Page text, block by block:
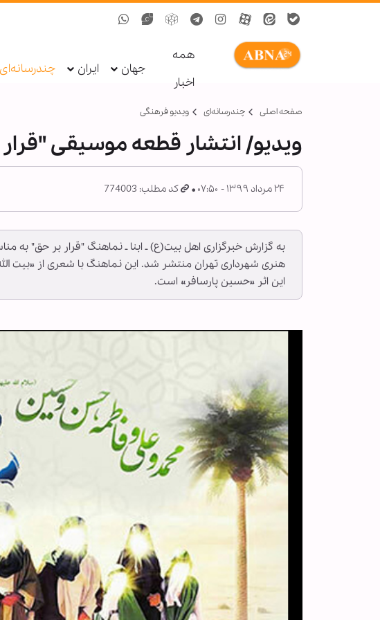
همه
اخبار
جهان ایران چندرسانه‌ای
صفحه اصلی چندرسانه‌ای ویدیو فرهنگی
ویدیو/ انتشار قطعه موسیقی
۲۴ مرداد ۱۳۹۹ - ۰۷:۵۰ کد مطلب: 774003
به گزارش خبرگزاری اهل بیت(ع) ـ ابنا ـ نماهنگ "قرار بر حق"
هنری شهرداری تهران منتشر شد. این نماهنگ با شعری از «بیت
این اثر «حسین پارسافر» است.